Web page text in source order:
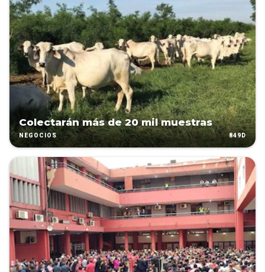
Colectarán más de 20 mil muestras
NEGOCIOS 849D